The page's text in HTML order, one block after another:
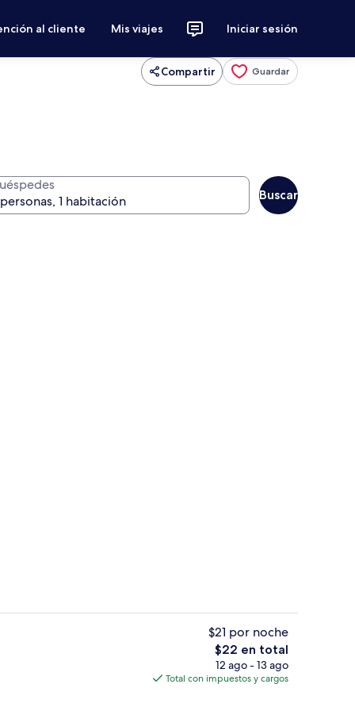
al cliente Mis viajes Iniciar sesión
Compartir Guardar
Buscar
Frigobar y comedor
$21 por noche
El
precio
total
$22 en total
12 ago - 13 ago
Total con impuestos y cargos